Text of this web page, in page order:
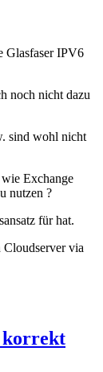
Glasfaser IPV6
noch nicht dazu
sind wohl nicht
Exchange
nutzen ?
für hat.
via
korrekt